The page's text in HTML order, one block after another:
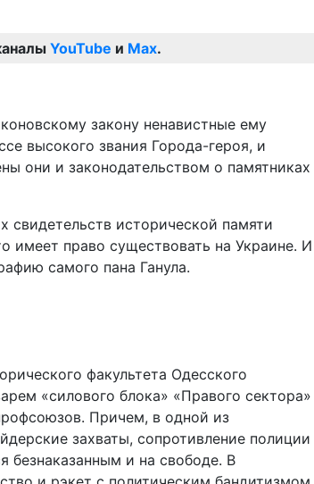
YouTube и Max.
закону ненавистные ему
высокого звания Города-героя, и
они и законодательством о памятниках
исторической памяти
имеет право существовать на Украине. И
самого пана Ганула.
факультета Одесского
«силового блока» «Правого сектора»
Причем, в одной из
захваты, сопротивление полиции
безнаказанным и на свободе. В